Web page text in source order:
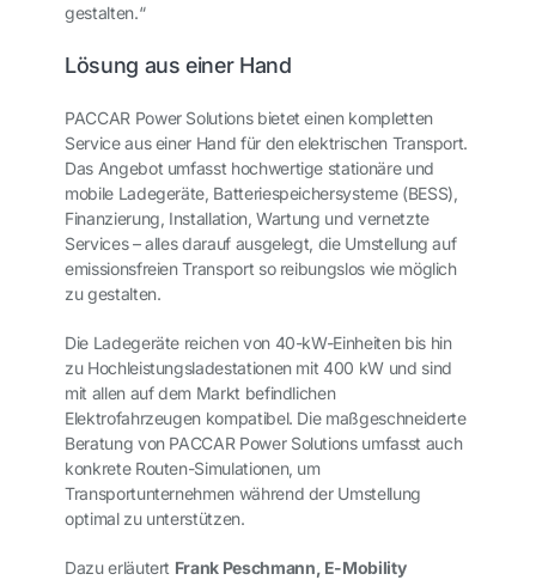
gestalten.“
Lösung aus einer Hand
PACCAR Power Solutions bietet einen kompletten
Service aus einer Hand für den elektrischen Transport.
Das Angebot umfasst hochwertige stationäre und
mobile Ladegeräte, Batteriespeichersysteme (BESS),
Finanzierung, Installation, Wartung und vernetzte
Services – alles darauf ausgelegt, die Umstellung auf
emissionsfreien Transport so reibungslos wie möglich
zu gestalten.
Die Ladegeräte reichen von 40-kW-Einheiten bis hin
zu Hochleistungsladestationen mit 400 kW und sind
mit allen auf dem Markt befindlichen
Elektrofahrzeugen kompatibel. Die maßgeschneiderte
Beratung von PACCAR Power Solutions umfasst auch
konkrete Routen-Simulationen, um
Transportunternehmen während der Umstellung
optimal zu unterstützen.
Dazu erläutert Frank Peschmann, E-Mobility